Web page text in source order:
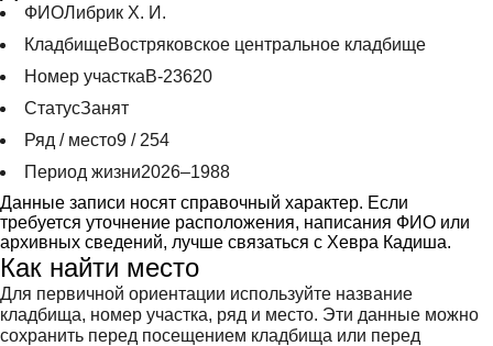
ФИОЛибрик Х. И.
КладбищеВостряковское центральное кладбище
Номер участкаВ-23620
СтатусЗанят
Ряд / место9 / 254
Период жизни2026–1988
Данные записи носят справочный характер. Если
требуется уточнение расположения, написания ФИО или
архивных сведений, лучше связаться с Хевра Кадиша.
Как найти место
Для первичной ориентации используйте название
кладбища, номер участка, ряд и место. Эти данные можно
сохранить перед посещением кладбища или перед